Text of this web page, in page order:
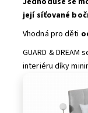
její síťované
Vhodná pro děti
GUARD &
interiéru díky